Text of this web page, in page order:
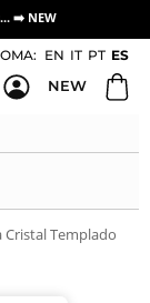
➡️ NEW
Distribuidores
EN IT PT ES
NEW
Templado